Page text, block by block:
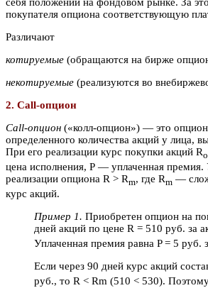
себя положении на фондовом рынке. За
покупателя опциона соответствующую
Различают
котируемые (обращаются на бирже
некотируемые (реализуются во
2. Call-опцион
Call-опцион («колл-опцион») — это
определенного количества акций у лица,
При его реализации курс покупки акций R
цена исполнения, Р — уплаченная премия.
реализации опциона R > Rm, где Rm —
курс акций.
Пример 1. Приобретен опцион на
дней акций по цене R = 510 руб. за
Уплаченная премия равна P = 5 руб.
Если через 90 дней курс акций
руб., то R < Rm (510 < 530).